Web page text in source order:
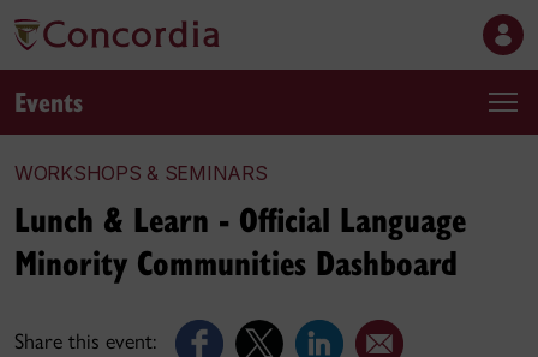
Events
WORKSHOPS & SEMINARS
Share this event:
Lunch & Learn - Official Language
Minority Communities Dashboard